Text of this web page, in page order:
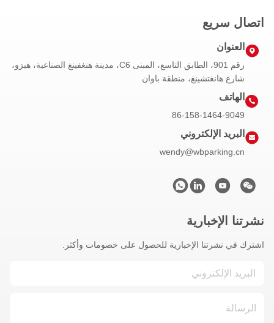
اتصال سريع
العنوان
رقم 901، الطابق التاسع، المبنى C6، مدينة هنغفينغ الصناعية، هيزو،
شارع هانغتشينغ، منطقة باوان
الهاتف
86-158-1464-9049
البريد الإلكتروني
wendy@wbparking.cn
نشرتنا الإخبارية
اشترك في نشرتنا الإخبارية للحصول على خصومات وأكثر.